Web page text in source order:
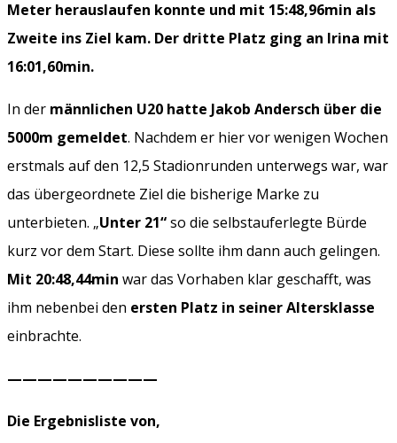
Meter herauslaufen konnte und mit 15:48,96min als
Zweite ins Ziel kam. Der dritte Platz ging an Irina mit
16:01,60min.
In der männlichen U20 hatte Jakob Andersch über die
5000m gemeldet. Nachdem er hier vor wenigen Wochen
erstmals auf den 12,5 Stadionrunden unterwegs war, war
das übergeordnete Ziel die bisherige Marke zu
unterbieten. „Unter 21“so die selbstauferlegte Bürde
kurz vor dem Start. Diese sollte ihm dann auch gelingen.
Mit 20:48,44min war das Vorhaben klar geschafft, was
ihm nebenbei den ersten Platz in seiner Altersklasse
einbrachte.
——————————
Die Ergebnisliste von,